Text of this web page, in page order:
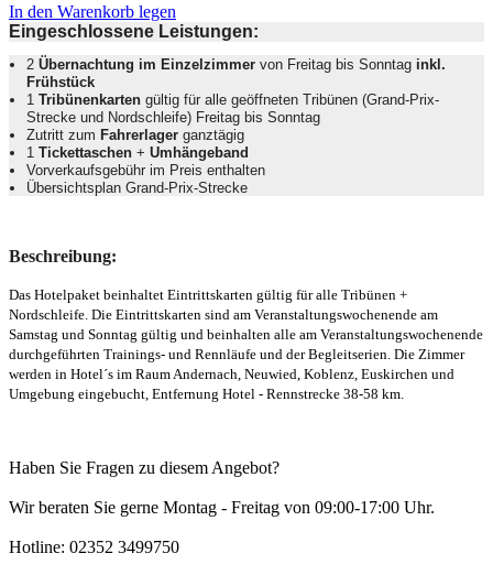
In den Warenkorb legen
Eingeschlossene Leistungen:
2 Übernachtung im Einzelzimmer von Freitag bis Sonntag inkl.
Frühstück
1 Tribünenkarten gültig für alle geöffneten Tribünen (Grand-Prix-
Strecke und Nordschleife) Freitag bis Sonntag
Zutritt zum Fahrerlager ganztägig
1 Tickettaschen + Umhängeband
Vorverkaufsgebühr im Preis enthalten
Übersichtsplan Grand-Prix-Strecke
Beschreibung:
Das Hotelpaket beinhaltet Eintrittskarten gültig für alle Tribünen +
Nordschleife. Die Eintrittskarten sind am Veranstaltungswochenende am
Samstag und Sonntag gültig und beinhalten alle am Veranstaltungswochenende
durchgeführten Trainings- und Rennläufe und der Begleitserien. Die Zimmer
werden in Hotel´s im Raum Andernach, Neuwied, Koblenz, Euskirchen und
Umgebung eingebucht, Entfernung Hotel - Rennstrecke 38-58 km.
Haben Sie Fragen zu diesem Angebot?
Wir beraten Sie gerne Montag - Freitag von 09:00-17:00 Uhr.
Hotline: 02352 3499750